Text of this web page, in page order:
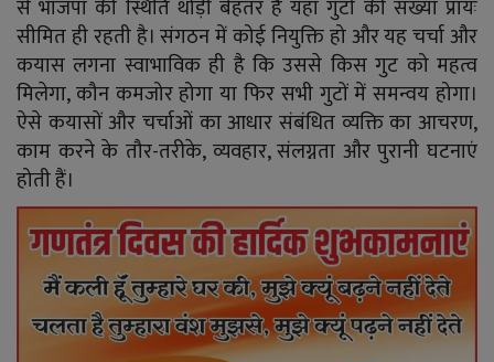
से भाजपा की स्थिति थोड़ी बेहतर है यहां गुटों की संख्या प्रायः
सीमित ही रहती है। संगठन में कोई नियुक्ति हो और यह चर्चा और
कयास लगना स्वाभाविक ही है कि उससे किस गुट को महत्व
मिलेगा, कौन कमजोर होगा या फिर सभी गुटों में समन्वय होगा।
ऐसे कयासों और चर्चाओं का आधार संबंधित व्यक्ति का आचरण,
काम करने के तौर-तरीके, व्यवहार, संलग्नता और पुरानी घटनाएं
होती हैं।